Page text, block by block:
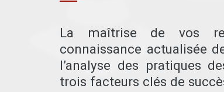
La maîtrise de vos
connaissance actualisée
l’analyse des pratiques
trois facteurs clés de